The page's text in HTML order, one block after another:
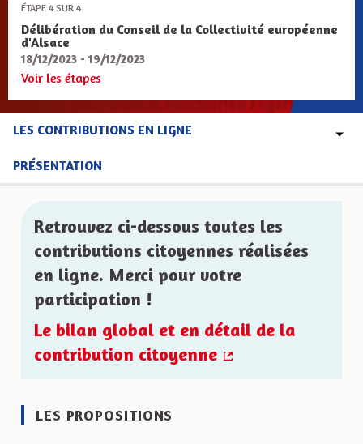
ÉTAPE 4 SUR 4
Délibération du Conseil de la Collectivité européenne
d'Alsace
18/12/2023 - 19/12/2023
Voir les étapes
LES CONTRIBUTIONS EN LIGNE
PRÉSENTATION
Retrouvez ci-dessous toutes les
contributions citoyennes réalisées
en ligne. Merci pour votre
participation !
Le bilan global et en détail de la
contribution citoyenne
LES PROPOSITIONS